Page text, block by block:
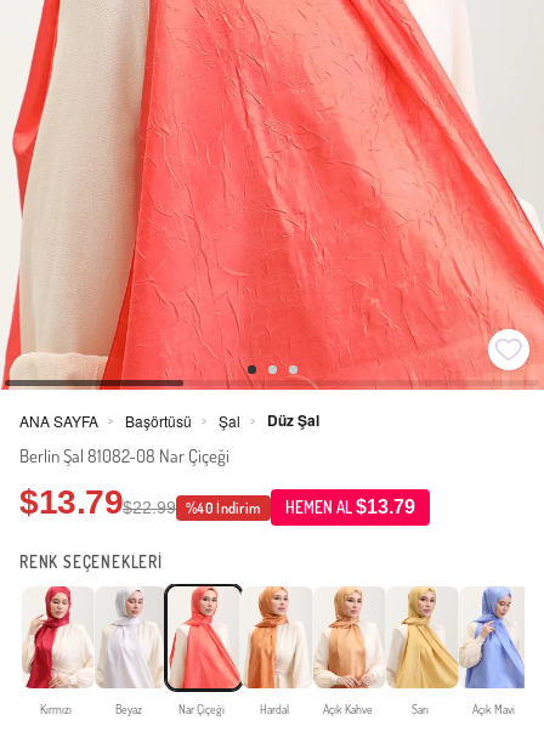
ANA SAYFA > Başörtüsü > Şal > Düz Şal
Berlin Şal 81082-08 Nar Çiçeği
$13.79$22.99 %40 İndirim HEMEN AL$13.79
RENK SEÇENEKLERİ
Kırmızı Beyaz Nar Çiçeği Hardal Açık Kahve Sarı Açık Mavi